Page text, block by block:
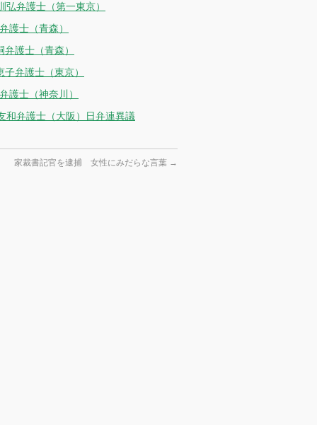
弁護士（第一東京）
護士（青森）
護士（青森）
弁護士（東京）
護士（神奈川）
和弁護士（大阪）日弁連異議
家裁書記官を逮捕 女性にみだらな言葉 →